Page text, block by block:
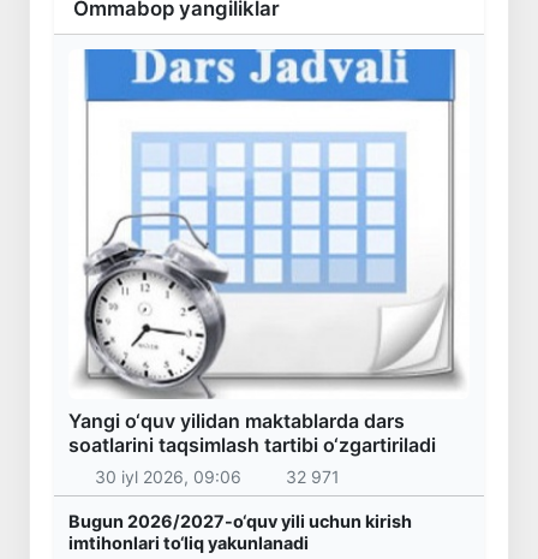
Ommabop yangiliklar
Yangi o‘quv yilidan maktablarda dars
soatlarini taqsimlash tartibi o‘zgartiriladi
30 iyl 2026, 09:06 32 971
Bugun 2026/2027-o‘quv yili uchun kirish
imtihonlari to‘liq yakunlanadi